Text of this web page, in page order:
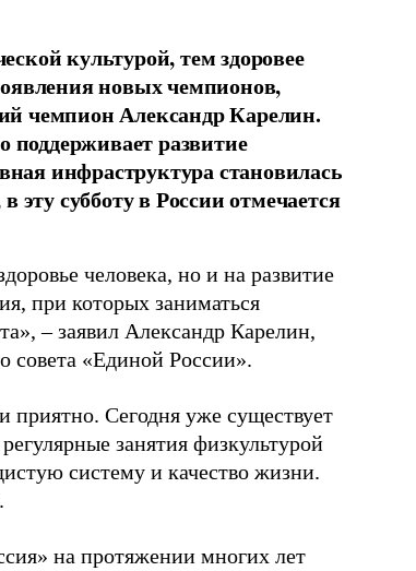
культурой, тем здоровее
новых чемпионов,
чемпион Александр Карелин.
поддерживает развитие
инфраструктура становилась
субботу в России отмечается
человека, но и на развитие
при которых заниматься
– заявил Александр Карелин,
«Единой России».
приятно. Сегодня уже существует
занятия физкультурой
систему и качество жизни.
на протяжении многих лет